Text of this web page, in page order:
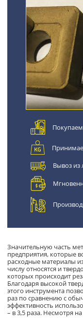
Вывоз из
Значительную часть
предприятия, которые
расходные материалы
числу относятся и
которых происходит
Благодаря высокой
этого инструмента
раз по сравнению с
эффективность
– в 3,5 раза. Несмотря